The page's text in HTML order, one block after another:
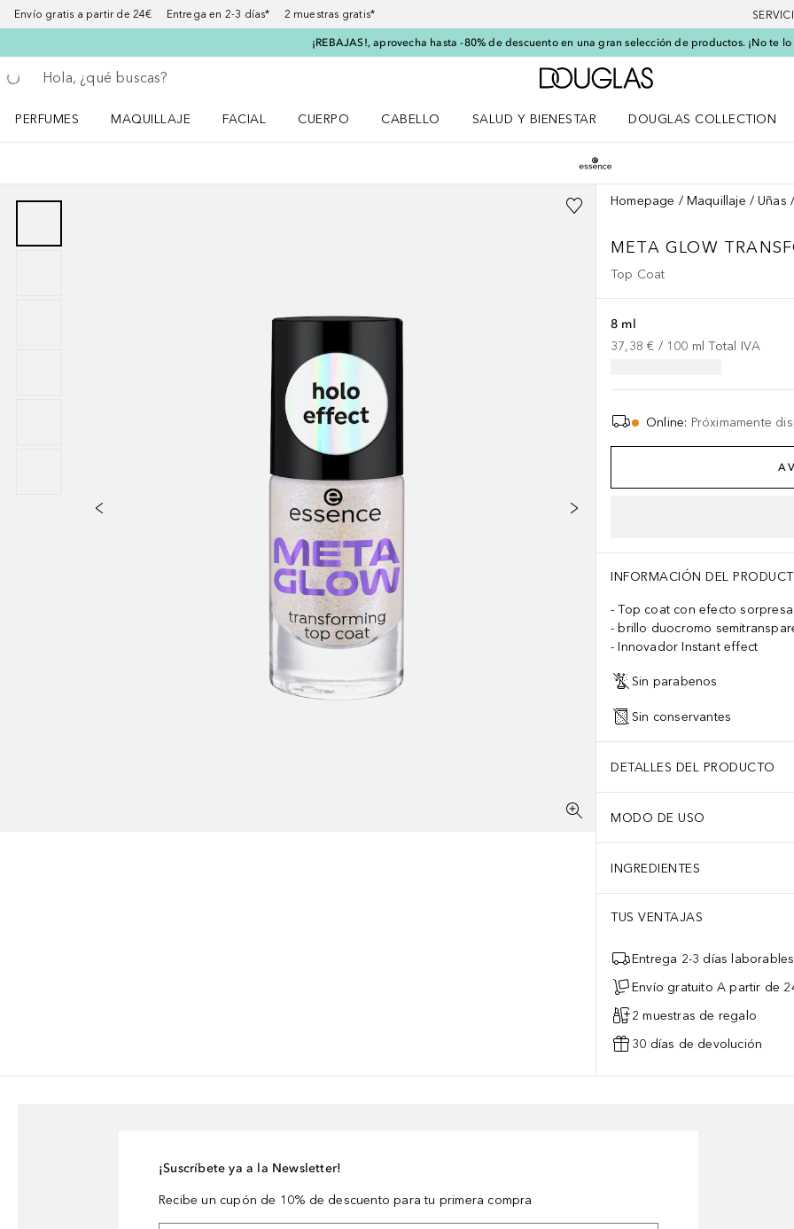
Envío gratis a partir de 24€ Entrega en 2-3 días* 2 muestras gratis*
¡REBAJAS!, aprovecha hasta -80% de descuento en una gran selección de productos. ¡No te
Regresar
Ejecutar búsqueda
A Douglas Home
PERFUMES
MAQUILLAJE
FACIAL
CUERPO
CABELLO
SALUD Y BIENESTAR
DOUGLAS COLLECTION
Homepage Maquillaje Uñas
META GLOW
Top Coat
8 ml
37,38 € / 100 ml Total IVA
Online: Próximamente
INFORMACIÓN DEL
Top coat con efecto sorpresa
brillo duocromo
Innovador Instant effect
Sin parabenos
Sin conservantes
DETALLES DEL PRODUCTO
MODO DE USO
INGREDIENTES
TUS VENTAJAS
Entrega 2-3 días laborables
Envío gratuito A partir de
2 muestras de regalo
30 días de devolución
¡Suscríbete ya a la Newsletter!
Recibe un cupón de 10% de descuento para tu primera compra